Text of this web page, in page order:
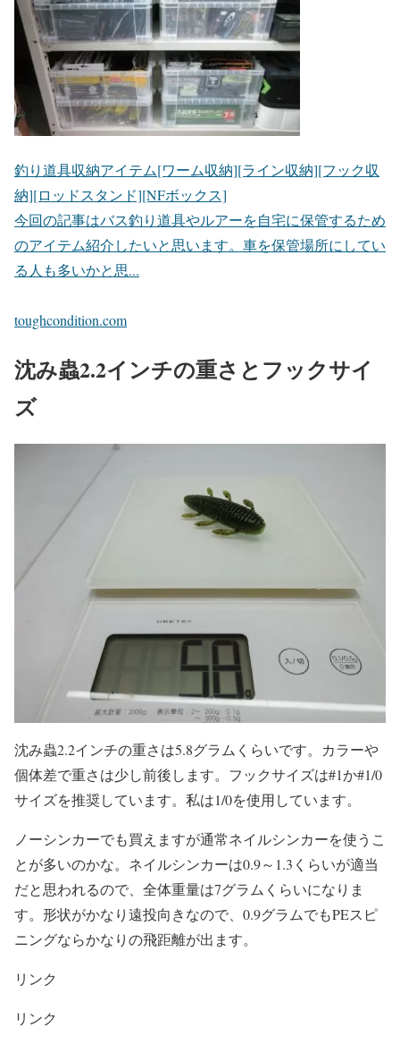
釣り道具収納アイテム[ワーム収納][ライン収納][フック収
納][ロッドスタンド][NFボックス]
今回の記事はバス釣り道具やルアーを自宅に保管するため
のアイテム紹介したいと思います。車を保管場所にしてい
る人も多いかと思...
toughcondition.com
沈み蟲2.2インチの重さとフックサイ
ズ
沈み蟲2.2インチの重さは5.8グラムくらいです。カラーや
個体差で重さは少し前後します。フックサイズは#1か#1/0
サイズを推奨しています。私は1/0を使用しています。
ノーシンカーでも買えますが通常ネイルシンカーを使うこ
とが多いのかな。ネイルシンカーは0.9～1.3くらいが適当
だと思われるので、全体重量は7グラムくらいになりま
す。形状がかなり遠投向きなので、0.9グラムでもPEスピ
ニングならかなりの飛距離が出ます。
リンク
リンク